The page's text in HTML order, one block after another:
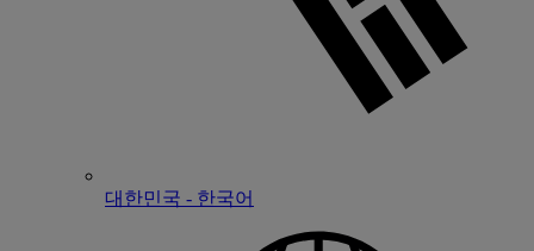
대한민국 - 한국어